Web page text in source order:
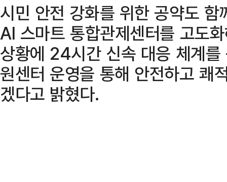
시민 안전 강화를 위한 공약도
AI 스마트 통합관제센터를 고도화
상황에 24시간 신속 대응 체계
원센터 운영을 통해 안전하고 쾌
겠다고 밝혔다.